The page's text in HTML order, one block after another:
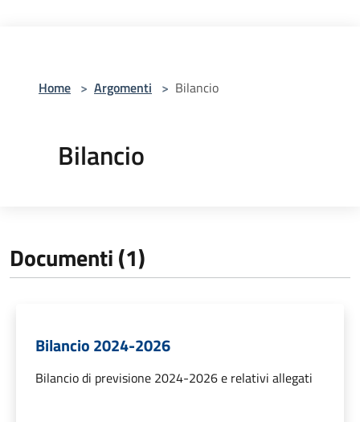
Home > Argomenti > Bilancio
Bilancio
Documenti (1)
Bilancio 2024-2026
Bilancio di previsione 2024-2026 e relativi allegati